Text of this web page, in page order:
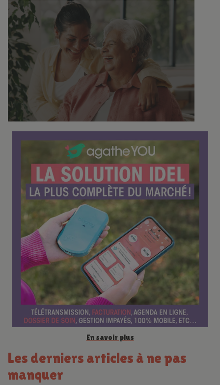
é
n
c
e
En savoir plus
Les derniers articles à ne pas
manquer